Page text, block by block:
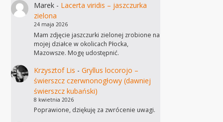
Marek- Lacerta viridis – jaszczurka
zielona
24 maja 2026
Mam zdjęcie jaszczurki zielonej zrobione na
mojej działce w okolicach Płocka,
Mazowsze. Mogę udostępnić.
Krzysztof Lis - Gryllus locorojo –
świerszcz czerwnonogłowy (dawniej
świerszcz kubański)
8 kwietnia 2026
Poprawione, dziękuję za zwrócenie uwagi.